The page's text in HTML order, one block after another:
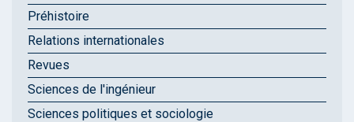
Préhistoire
Relations internationales
Revues
Sciences de l'ingénieur
Sciences politiques et sociologie